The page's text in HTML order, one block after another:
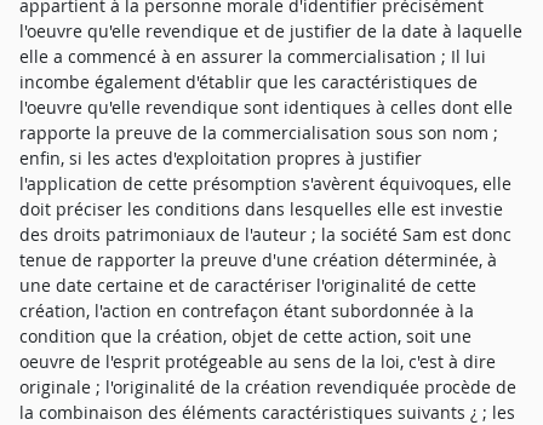
appartient à la personne morale d'identifier précisément
l'oeuvre qu'elle revendique et de justifier de la date à laquelle
elle a commencé à en assurer la commercialisation ; Il lui
incombe également d'établir que les caractéristiques de
l'oeuvre qu'elle revendique sont identiques à celles dont elle
rapporte la preuve de la commercialisation sous son nom ;
enfin, si les actes d'exploitation propres à justifier
l'application de cette présomption s'avèrent équivoques, elle
doit préciser les conditions dans lesquelles elle est investie
des droits patrimoniaux de l'auteur ; la société Sam est donc
tenue de rapporter la preuve d'une création déterminée, à
une date certaine et de caractériser l'originalité de cette
création, l'action en contrefaçon étant subordonnée à la
condition que la création, objet de cette action, soit une
oeuvre de l'esprit protégeable au sens de la loi, c'est à dire
originale ; l'originalité de la création revendiquée procède de
la combinaison des éléments caractéristiques suivants ¿ ; les